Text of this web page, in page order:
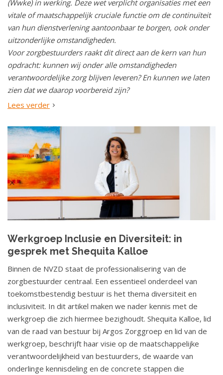
(Wwke) in werking. Deze wet verplicht organisaties met een
vitale of maatschappelijk cruciale functie om de continuïteit
van hun dienstverlening aantoonbaar te borgen, ook onder
uitzonderlijke omstandigheden.
Voor zorgbestuurders raakt dit direct aan de kern van hun
opdracht: kunnen wij onder alle omstandigheden
verantwoordelijke zorg blijven leveren? En kunnen we laten
zien dat we daarop voorbereid zijn?
Lees verder
Werkgroep Inclusie en Diversiteit: in
gesprek met Shequita Kalloe
Binnen de NVZD staat de professionalisering van de
zorgbestuurder centraal. Een essentieel onderdeel van
toekomstbestendig bestuur is het thema diversiteit en
inclusiviteit. In dit artikel maken we nader kennis met de
werkgroep die zich hiermee bezighoudt. Shequita Kalloe, lid
van de raad van bestuur bij Argos Zorggroep en lid van de
werkgroep, beschrijft haar visie op de maatschappelijke
verantwoordelijkheid van bestuurders, de waarde van
onderlinge kennisdeling en de concrete stappen die